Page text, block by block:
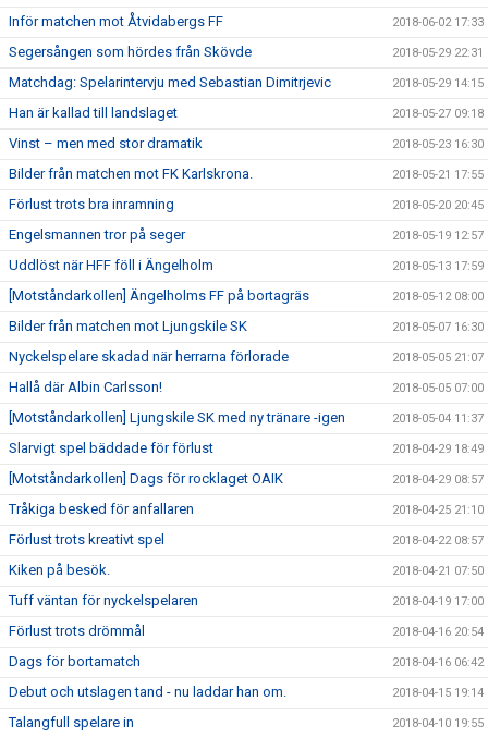
Inför matchen mot Åtvidabergs FF 2018-06-02 17:33
Segersången som hördes från Skövde 2018-05-29 22:31
Matchdag: Spelarintervju med Sebastian Dimitrjevic 2018-05-29 14:15
Han är kallad till landslaget 2018-05-27 09:18
Vinst – men med stor dramatik 2018-05-23 16:30
Bilder från matchen mot FK Karlskrona. 2018-05-21 17:55
Förlust trots bra inramning 2018-05-20 20:45
Engelsmannen tror på seger 2018-05-19 12:57
Uddlöst när HFF föll i Ängelholm 2018-05-13 17:59
[Motståndarkollen] Ängelholms FF på bortagräs 2018-05-12 08:00
Bilder från matchen mot Ljungskile SK 2018-05-07 16:30
Nyckelspelare skadad när herrarna förlorade 2018-05-05 21:07
Hallå där Albin Carlsson! 2018-05-05 07:00
[Motståndarkollen] Ljungskile SK med ny tränare -igen 2018-05-04 11:37
Slarvigt spel bäddade för förlust 2018-04-29 18:49
[Motståndarkollen] Dags för rocklaget OAIK 2018-04-29 08:57
Tråkiga besked för anfallaren 2018-04-25 21:10
Förlust trots kreativt spel 2018-04-22 08:57
Kiken på besök. 2018-04-21 07:50
Tuff väntan för nyckelspelaren 2018-04-19 17:00
Förlust trots drömmål 2018-04-16 20:54
Dags för bortamatch 2018-04-16 06:42
Debut och utslagen tand - nu laddar han om. 2018-04-15 19:14
Talangfull spelare in 2018-04-10 19:55